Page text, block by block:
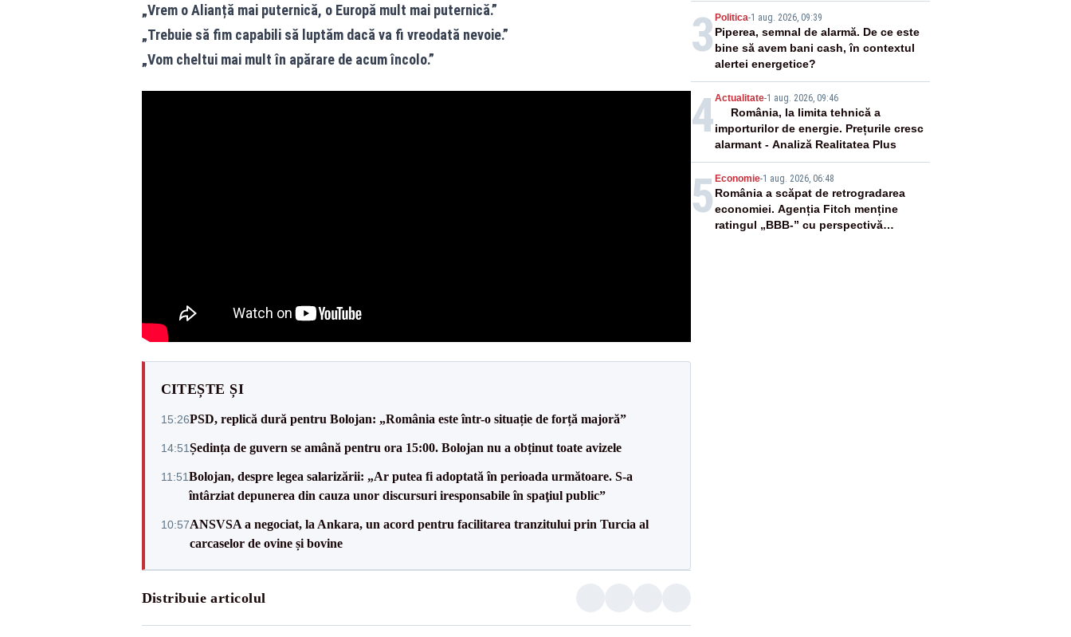
„Vrem o Alianță mai puternică, o Europă mult mai puternică.”
„Trebuie să fim capabili să luptăm dacă va fi vreodată nevoie.”
„Vom cheltui mai mult în apărare de acum încolo.”
CITEȘTE ȘI
15:26PSD, replică dură pentru Bolojan: „România este într-o situație de forță majoră”
14:51Ședința de guvern se amână pentru ora 15:00. Bolojan nu a obținut toate avizele
11:51Bolojan, despre legea salarizării: „Ar putea fi adoptată în perioada următoare. S-a
întârziat depunerea din cauza unor discursuri iresponsabile în spaţiul public”
10:57ANSVSA a negociat, la Ankara, un acord pentru facilitarea tranzitului prin Turcia al
carcaselor de ovine și bovine
Distribuie articolul
3 Politica-1 aug. 2026, 09:39
Piperea, semnal de alarmă. De ce este
bine să avem bani cash, în contextul
alertei energetice?
4Actualitate-1 aug. 2026, 09:46
România, la limita tehnică a
importurilor de energie. Prețurile cresc
alarmant - Analiză Realitatea Plus
5 Economie-1 aug. 2026, 06:48
România a scăpat de retrogradarea
economiei. Agenția Fitch menține
ratingul „BBB-” cu perspectivă